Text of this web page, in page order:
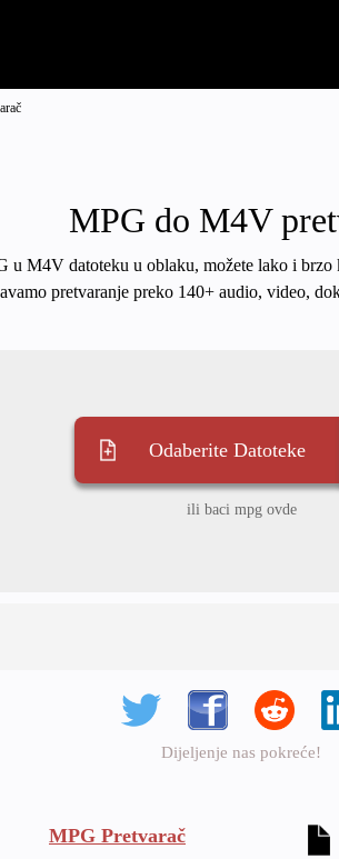
MPG do M4V
M4V datoteku u oblaku, možete lako i
pretvaranje preko 140+ audio, video,
Odaberite Datoteke
ili baci mpg ovde
Dijeljenje nas pokreće!
MPG Pretvarač